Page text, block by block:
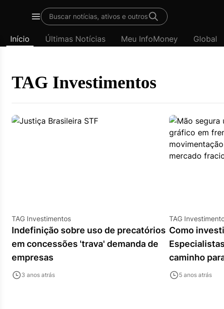
Últimas
InfoMoney
Menu
Buscar notícias, ativos e outros
Início Últimas Notícias Meu InfoMoney Global
TAG Investimentos
TAG Investimentos
Indefinição sobre uso de precatórios
em concessões 'trava' demanda de
empresas
3 anos atrás
TAG
Como
caminho
investidor
5 anos atrás